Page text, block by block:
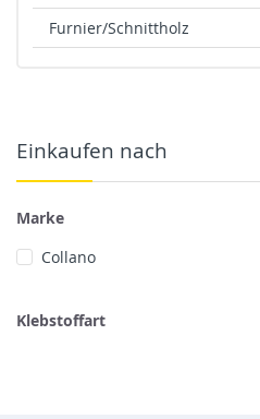
Furnier/Schnittholz
Einkaufen nach
Marke
Collano
Klebstoffart